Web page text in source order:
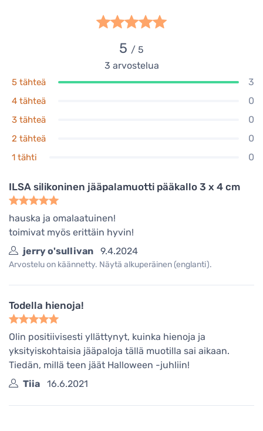
5 / 5
3 arvostelua
5 tähteä 3
4 tähteä 0
3 tähteä 0
2 tähteä 0
1 tähti 0
ILSA silikoninen jääpalamuotti pääkallo 3 x 4 cm
hauska ja omalaatuinen!
toimivat myös erittäin hyvin!
jerry o'sullivan
9.4.2024
Arvostelu on käännetty. Näytä alkuperäinen (englanti).
Todella hienoja!
Olin positiivisesti yllättynyt, kuinka hienoja ja
yksityiskohtaisia jääpaloja tällä muotilla sai aikaan.
Tiedän, millä teen jäät Halloween -juhliin!
Tiia
16.6.2021